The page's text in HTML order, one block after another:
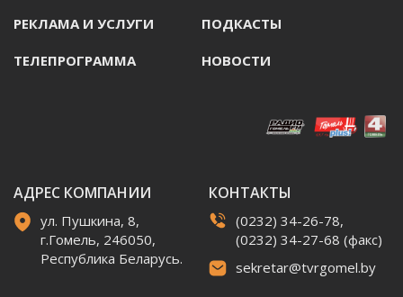
РЕКЛАМА И УСЛУГИ ПОДКАСТЫ
ТЕЛЕПРОГРАММА НОВОСТИ
АДРЕС КОМПАНИИ
ул. Пушкина, 8,
г.Гомель, 246050,
Республика Беларусь.
КОНТАКТЫ
(0232) 34-26-78,
(0232) 34-27-68 (факс)
sekretar@tvrgomel.by